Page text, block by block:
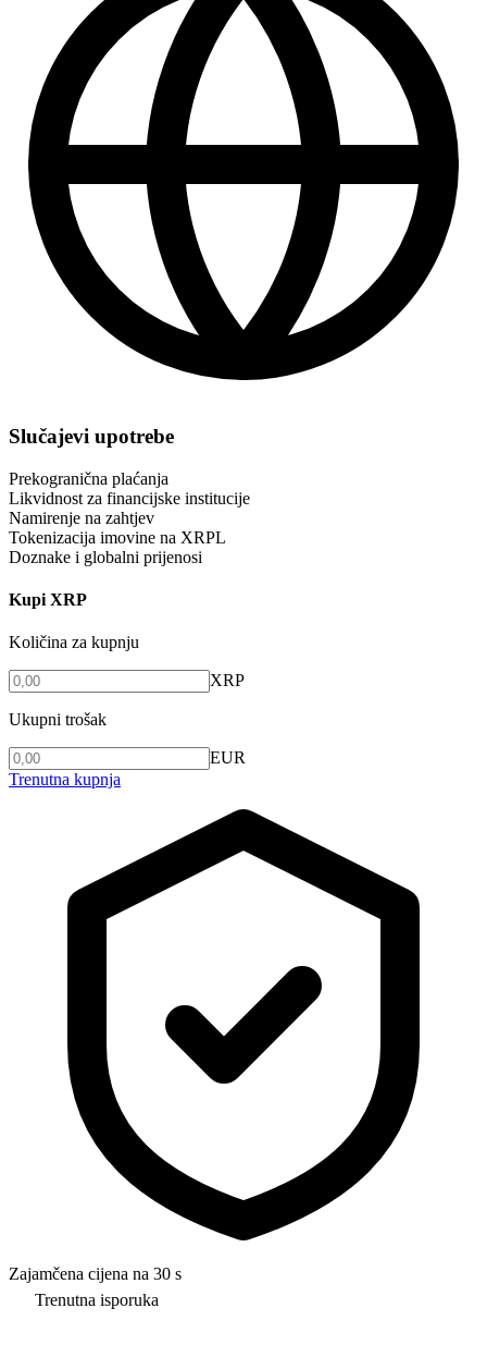
Slučajevi upotrebe
Prekogranična plaćanja
Likvidnost za financijske institucije
Namirenje na zahtjev
Tokenizacija imovine na XRPL
Doznake i globalni prijenosi
Kupi XRP
Količina za kupnju
XRP
Ukupni trošak
EUR
Trenutna kupnja
Zajamčena cijena na 30 s
Trenutna isporuka